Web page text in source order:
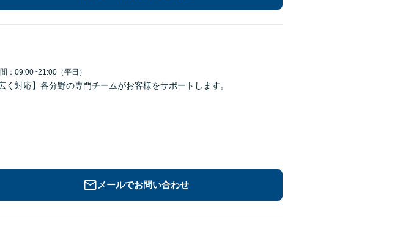
：09:00~21:00（平日）
く対応】各分野の専門チームがお客様をサポートします。
メールでお問い合わせ